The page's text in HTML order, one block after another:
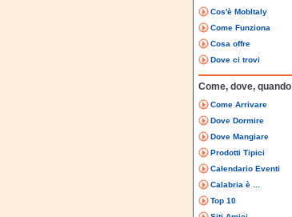
Cos'è MobItaly
Come Funziona
Cosa offre
Dove ci trovi
Come, dove, quando
Come Arrivare
Dove Dormire
Dove Mangiare
Prodotti Tipici
Calendario Eventi
Calabria è ...
Top 10